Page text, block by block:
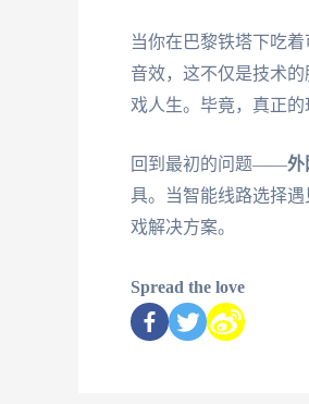
当你在巴黎铁塔下吃
音效，这不仅是技术
戏人生。毕竟，真正
回到最初的问题——外
具。当智能线路选择
戏解决方案。
Spread the love